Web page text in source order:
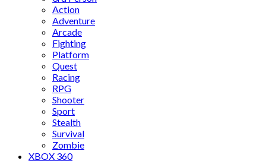
Action
Adventure
Arcade
Fighting
Platform
Quest
Racing
RPG
Shooter
Sport
Stealth
Survival
Zombie
XBOX 360